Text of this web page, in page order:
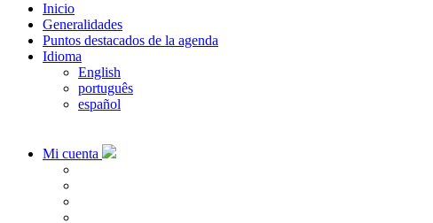
Inicio
Generalidades
Puntos destacados de la agenda
Idioma
English
português
español
Mi cuenta